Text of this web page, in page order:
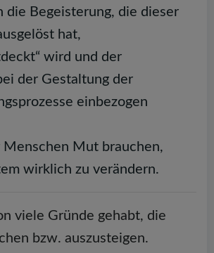
die Begeisterung, die dieser
hat,
wird und der
der Gestaltung der
einbezogen
Mut brauchen,
wirklich zu verändern.
viele Gründe gehabt, die
bzw. auszusteigen.